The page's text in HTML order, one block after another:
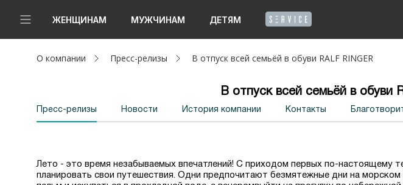
ЖЕНЩИНАМ МУЖЧИНАМ ДЕТЯМ
Новинки
Мужчинам
Капсула
О компании Пресс-релизы В отпуск всей семьёй в обуви RALF RINGER
В отпуск всей семьёй в обуви
Пресс-релизы Новости История компании Контакты
Лето - это время незабываемых впечатлений! С приходом первых по-настоящему
планировать свои путешествия. Одни предпочитают безмятежные дни на